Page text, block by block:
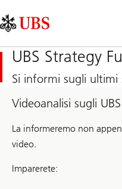
Links
Area
UBS Strategy
Si informi sugli ultimi
Videoanalisi sugli
La informeremo non
video.
Imparerete: